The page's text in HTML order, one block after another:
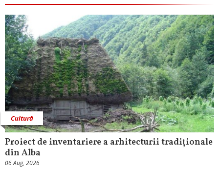
Cultură
Proiect de inventariere a arhitecturii tradiționale
din Alba
06 Aug, 2026